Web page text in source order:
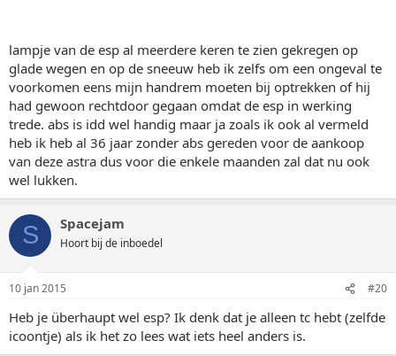
lampje van de esp al meerdere keren te zien gekregen op
glade wegen en op de sneeuw heb ik zelfs om een ongeval te
voorkomen eens mijn handrem moeten bij optrekken of hij
had gewoon rechtdoor gegaan omdat de esp in werking
trede. abs is idd wel handig maar ja zoals ik ook al vermeld
heb ik heb al 36 jaar zonder abs gereden voor de aankoop
van deze astra dus voor die enkele maanden zal dat nu ook
wel lukken.
S Spacejam
Hoort bij de inboedel
10 jan 2015 #20
Heb je überhaupt wel esp? Ik denk dat je alleen tc hebt (zelfde
icoontje) als ik het zo lees wat iets heel anders is.